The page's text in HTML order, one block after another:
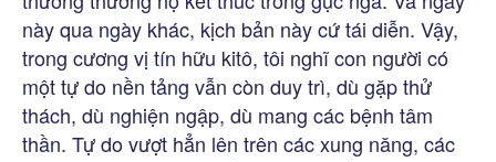
này qua ngày khác, kịch bản này cứ tái diễn. Vậy,
trong cương vị tín hữu kitô, tôi nghĩ con người có
một tự do nền tảng vẫn còn duy trì, dù gặp thử
thách, dù nghiện ngập, dù mang các bệnh tâm
thần. Tự do vượt hẳn lên trên các xung năng, các